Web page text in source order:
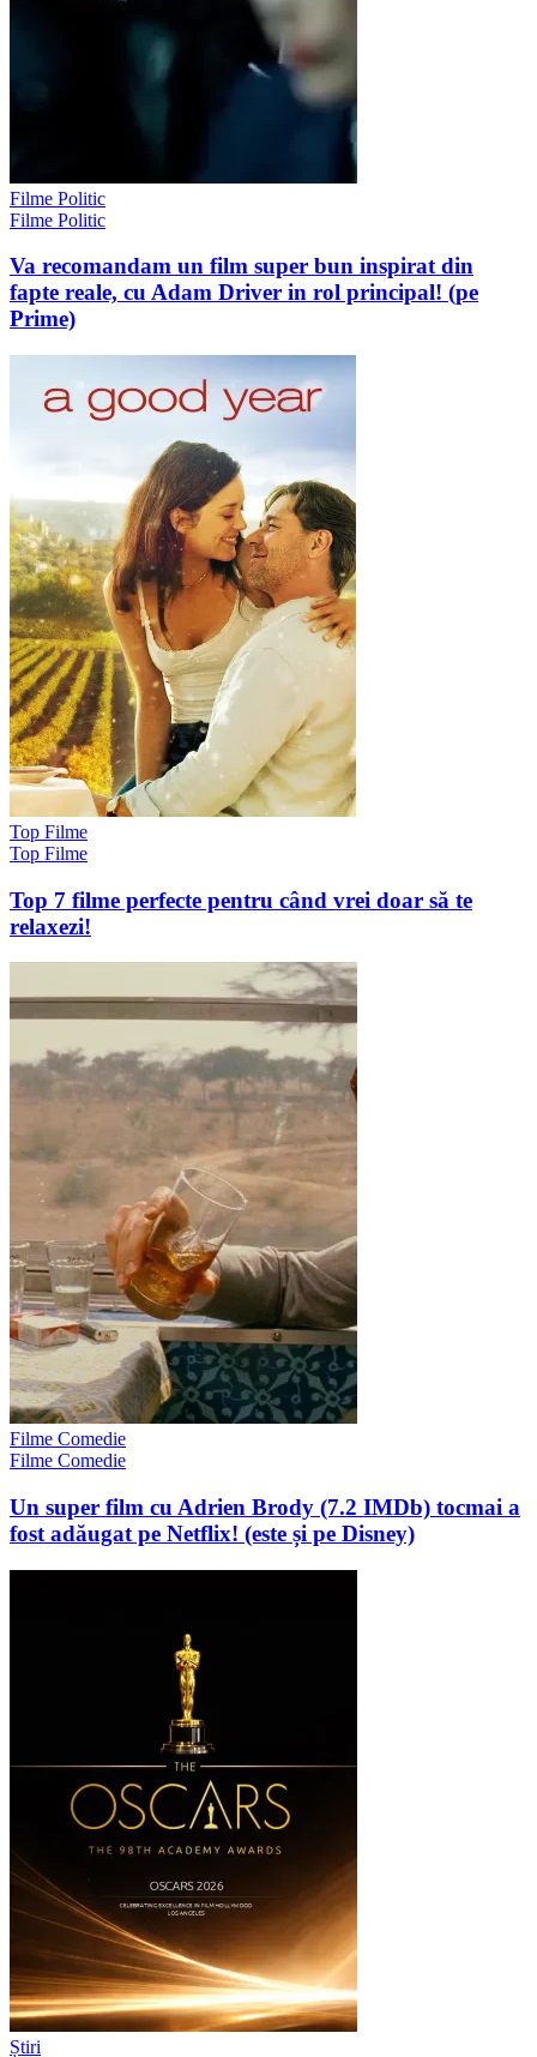
Filme Politic
Filme Politic
Va recomandam un film super bun inspirat din
fapte reale, cu Adam Driver in rol principal! (pe
Prime)
Top Filme
Top Filme
Top 7 filme perfecte pentru când vrei doar să te
relaxezi!
Filme Comedie
Filme Comedie
Un super film cu Adrien Brody (7.2 IMDb) tocmai a
fost adăugat pe Netflix! (este și pe Disney)
Știri